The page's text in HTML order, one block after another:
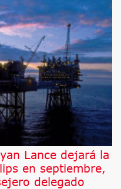
Lance dejará la
en septiembre,
delegado